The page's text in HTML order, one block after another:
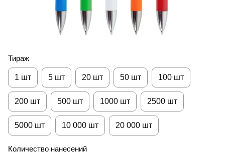
Тираж
1 шт 5 шт 20 шт 50 шт 100 шт
200 шт 500 шт 1000 шт 2500 шт
5000 шт 10 000 шт 20 000 шт
Количество нанесений